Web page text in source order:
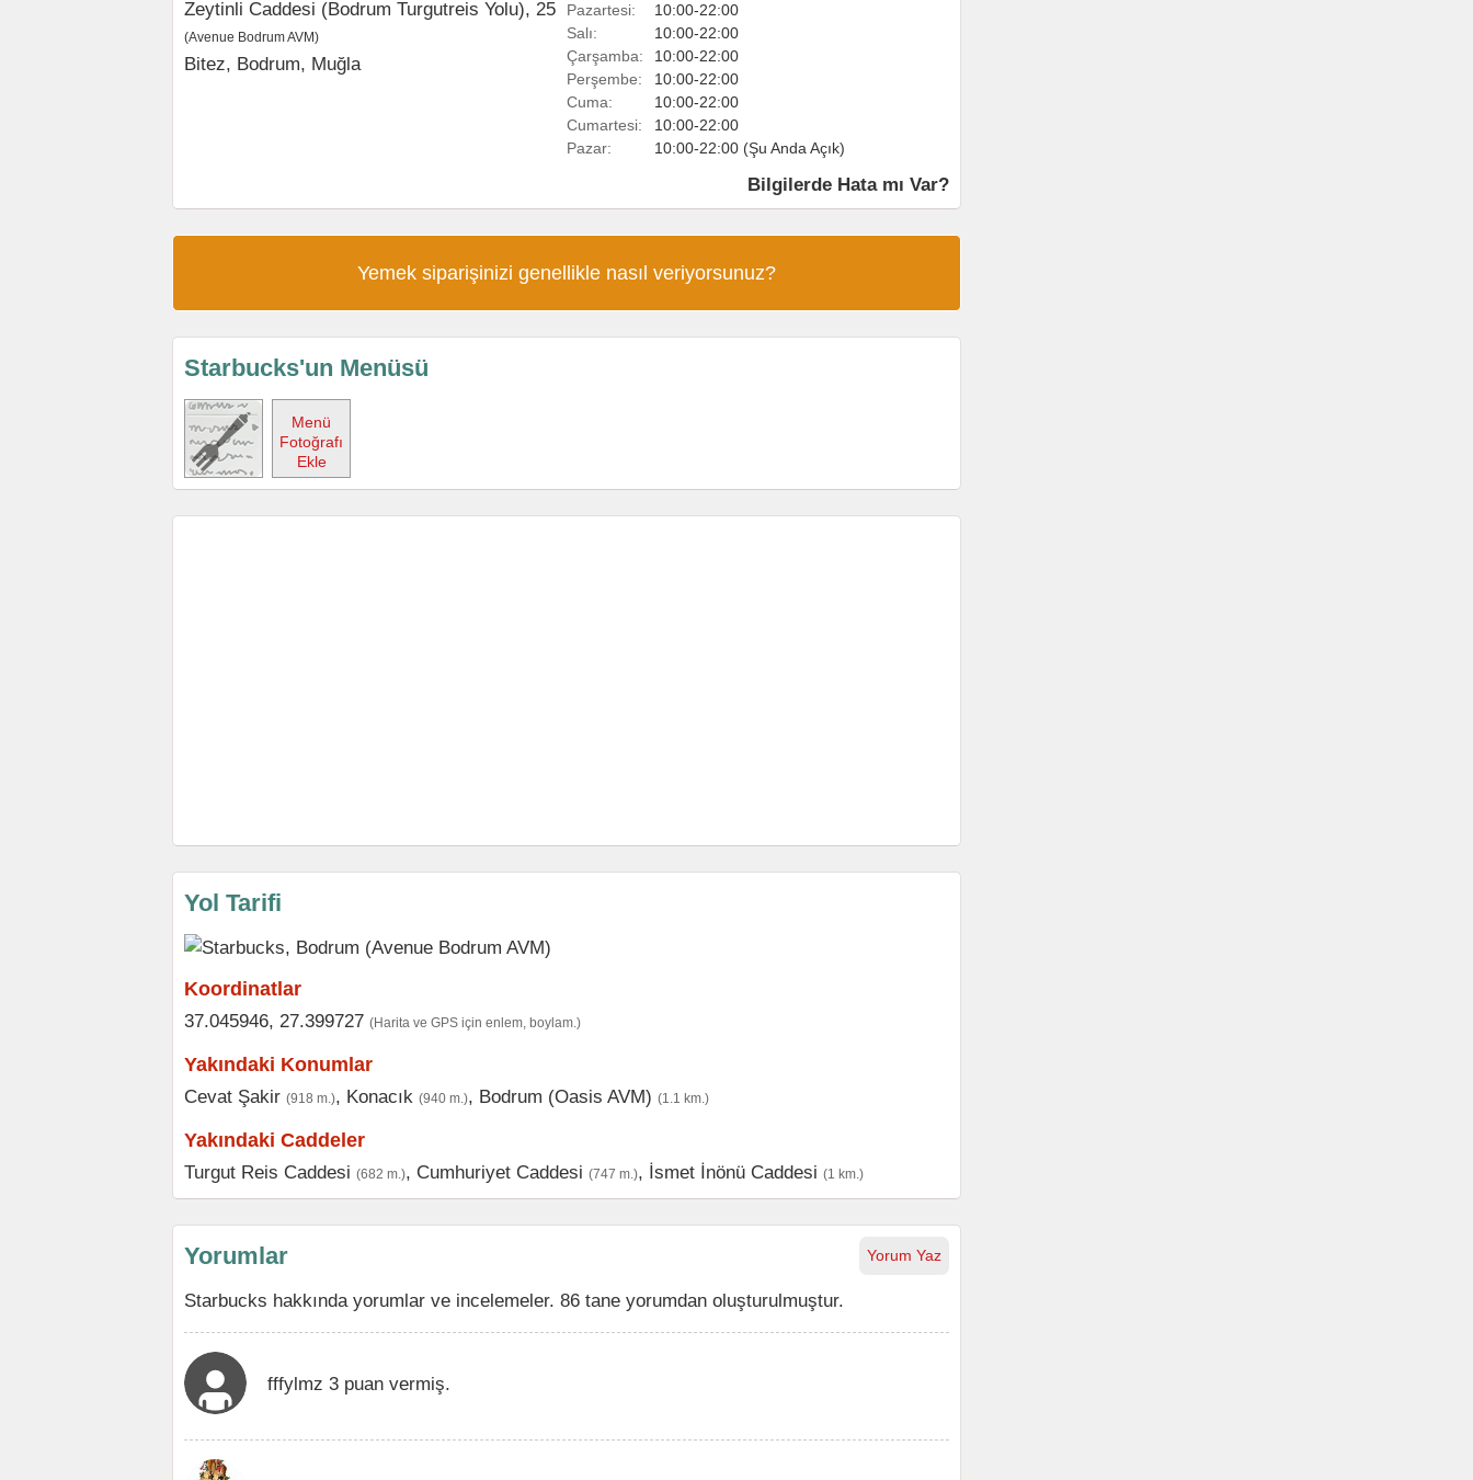
Zeytinli Caddesi (Bodrum Turgutreis Yolu), 25
(Avenue Bodrum AVM)
Bitez, Bodrum, Muğla
Pazartesi:
10:00-22:00
Salı:
10:00-22:00
Çarşamba:
10:00-22:00
Perşembe:
10:00-22:00
Cuma:
10:00-22:00
Cumartesi:
10:00-22:00
Pazar:
10:00-22:00 (Şu Anda Açık)
Bilgilerde Hata mı Var?
Yemek siparişinizi genellikle nasıl veriyorsunuz?
Starbucks'un Menüsü
Menü
Fotoğrafı
Ekle
Yol Tarifi
Koordinatlar
37.045946, 27.399727 (Harita ve GPS için enlem, boylam.)
Yakındaki Konumlar
Cevat Şakir (918 m.), Konacık (940 m.), Bodrum (Oasis AVM) (1.1 km.)
Yakındaki Caddeler
Turgut Reis Caddesi (682 m.), Cumhuriyet Caddesi (747 m.), İsmet İnönü Caddesi (1 km.)
Yorum Yaz
Yorumlar
Starbucks hakkında yorumlar ve incelemeler. 86 tane yorumdan oluşturulmuştur.
fffylmz 3 puan vermiş.